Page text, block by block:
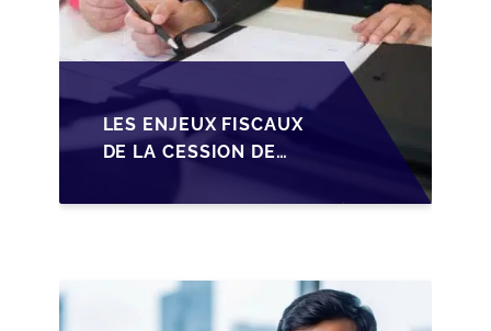
LES ENJEUX FISCAUX
DE LA CESSION DE
LES DIRIGEANTS DE